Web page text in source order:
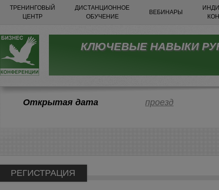
ТРЕНИНГОВЫЙ
ЦЕНТР
ДИСТАНЦИОННОЕ
ОБУЧЕНИЕ
ВЕБИНАРЫ
КЛЮЧЕВЫЕ НАВЫКИ
Открытая дата проезд
РЕГИСТРАЦИЯ